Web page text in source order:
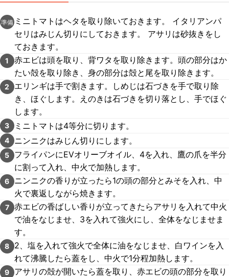
準備 ミニトマトはヘタを取り除いておきます。 イタリアンパ
セリはみじん切りにしておきます。 アサリは砂抜きをし
ておきます。
1
赤エビは頭を取り、背ワタを取り除きます。頭の部分はか
たい殻を取り除き、身の部分は殻と尾を取り除きます。
2
エリンギは手で割きます。しめじは石づきを手で取り除
き、ほぐします。えのきは石づきを切り落とし、手でほぐ
します。
3 ミニトマトは4等分に切ります。
4 ニンニクはみじん切りにします。
5
フライパンにEVオリーブオイル、4を入れ、鷹の爪を半分
に割って入れ、中火で加熱します。
6
ニンニクの香りが立ったら1の頭の部分とみそを入れ、中
火で裏返しながら焼きます。
7 赤エビの香ばしい香りが立ってきたらアサリを入れて中火
で油をなじませ、3を入れて強火にし、全体をなじませま
す。
8
2、塩を入れて強火で全体に油をなじませ、白ワインを入
れて沸騰したら蓋をし、中火で1分程加熱します。
9
アサリの殻が開いたら蓋を取り、赤エビの頭の部分を取り